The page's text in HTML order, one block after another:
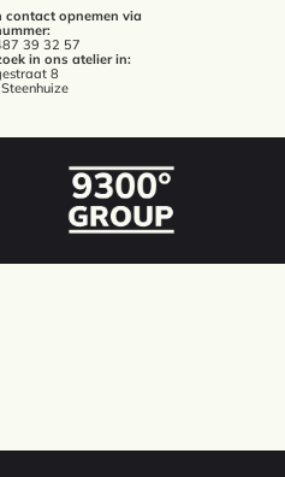
contact opnemen via
39 32 57
in ons atelier in:
8